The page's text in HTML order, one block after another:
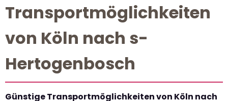
Transportmöglichkeiten
von Köln nach s-
Hertogenbosch
Günstige Transportmöglichkeiten von Köln nach